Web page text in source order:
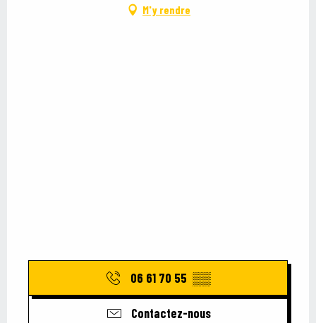
M'y rendre
06 61 70 55 ▒▒
Contactez-nous